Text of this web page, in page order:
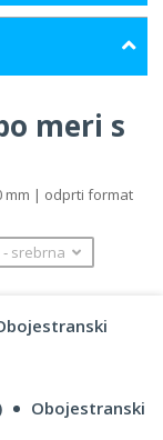
meri s
mm | odprti format
‐ srebrna
Obojestranski